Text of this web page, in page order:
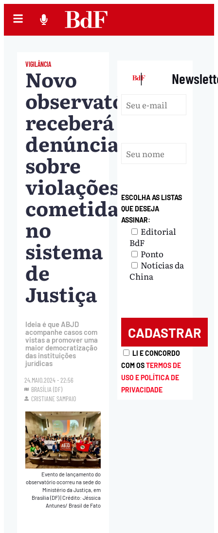
VIGILÂNCIA
Novo
observatório
receberá
denúncias
sobre
violações
cometidas
no
sistema
de
Justiça
Ideia é que ABJD
acompanhe casos com
vistas a promover uma
maior democratização
das instituições
jurídicas
24.MAIO.2024 - 22:56
BRASÍLIA (DF)
CRISTIANE SAMPAIO
Evento de lançamento do
observatório ocorreu na sede do
Ministério da Justiça, em
Brasília (DF)|Crédito: Jéssica
Antunes/ Brasil de Fato
|
ESCOLHA AS LISTAS
QUE DESEJA
ASSINAR:
Editorial
BdF
Ponto
Notícias da
China
LI E CONCORDO
COM OSTERMOS DE
USO E POLÍTICA DE
PRIVACIDADE